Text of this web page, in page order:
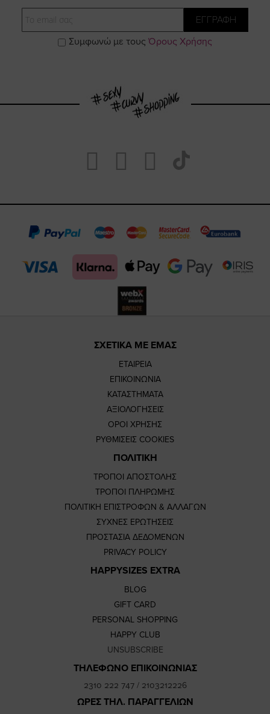
ΕΓΓΡΑΦΗ
Συμφωνώ με τους Όρους Χρήσης
Visit
https://
page
Visit
https://
page
Visit
https://
page
our
TikTok
page
ΣΧΕΤΙΚΑ ΜΕ ΕΜΑΣ
ΕΤΑΙΡΕΙΑ
ΕΠΙΚΟΙΝΩΝΙΑ
ΚΑΤΑΣΤΗΜΑΤΑ
ΑΞΙΟΛΟΓΗΣΕΙΣ
ΟΡΟΙ ΧΡΗΣΗΣ
ΡΥΘΜΙΣΕΙΣ COOKIES
ΠΟΛΙΤΙΚΗ
ΤΡΟΠΟΙ ΑΠΟΣΤΟΛΗΣ
ΤΡΟΠΟΙ ΠΛΗΡΩΜΗΣ
ΠΟΛΙΤΙΚΗ ΕΠΙΣΤΡΟΦΩΝ & ΑΛΛΑΓΩΝ
ΣΥΧΝΕΣ ΕΡΩΤΗΣΕΙΣ
ΠΡΟΣΤΑΣΙΑ ΔΕΔΟΜΕΝΩΝ
PRIVACY POLICY
HAPPYSIZES EXTRA
BLOG
GIFT CARD
PERSONAL SHOPPING
HAPPY CLUB
UNSUBSCRIBE
ΤΗΛΕΦΩΝΟ ΕΠΙΚΟΙΝΩΝΙΑΣ
2310 222 747/ 2103212226
ΩΡΕΣ ΤΗΛ. ΠΑΡΑΓΓΕΛΙΩΝ